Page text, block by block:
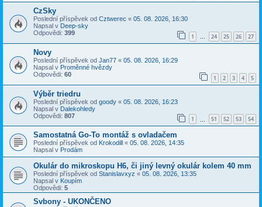
CzSky
Poslední příspěvek od Cztwerec « 05. 08. 2026, 16:30
Napsal v Deep-sky
Odpovědi: 399 1 … 24 25 26 27
Novy
Poslední příspěvek od Jan77 « 05. 08. 2026, 16:29
Napsal v Proměnné hvězdy
Odpovědi: 60 1 2 3 4 5
Výběr triedru
Poslední příspěvek od goody « 05. 08. 2026, 16:23
Napsal v Dalekohledy
Odpovědi: 807 1 51 52 53 54
Samostatná Go-To montáž s ovladačem
Poslední příspěvek od Krokodill « 05. 08. 2026, 14:35
Napsal v Prodám
Okulár do mikroskopu H6, či jiný levný okulár kolem 40 mm
Poslední příspěvek od Stanislavxyz « 05. 08. 2026, 13:35
Napsal v Koupím
Odpovědi: 5
Svbony - UKONČENO